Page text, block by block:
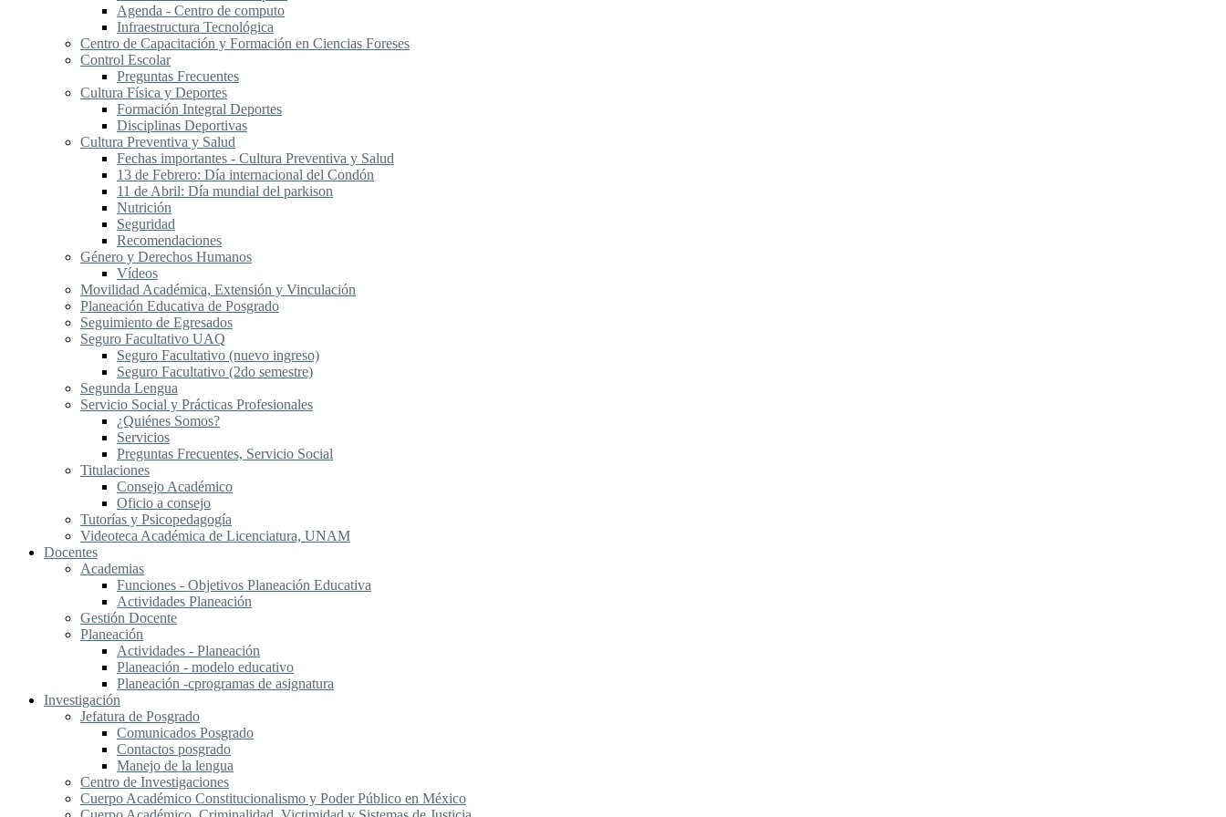
Agenda - Centro de computo
Infraestructura Tecnológica
Centro de Capacitación y Formación en Ciencias Foreses
Control Escolar
Preguntas Frecuentes
Cultura Física y Deportes
Formación Integral Deportes
Disciplinas Deportivas
Cultura Preventiva y Salud
Fechas importantes - Cultura Preventiva y Salud
13 de Febrero: Día internacional del Condón
11 de Abril: Día mundial del parkison
Nutrición
Seguridad
Recomendaciones
Género y Derechos Humanos
Vídeos
Movilidad Académica, Extensión y Vinculación
Planeación Educativa de Posgrado
Seguimiento de Egresados
Seguro Facultativo UAQ
Seguro Facultativo (nuevo ingreso)
Seguro Facultativo (2do semestre)
Segunda Lengua
S​ervicio Social y Prácticas Profesionales
¿Quiénes Somos?
Servicios
Preguntas Frecuentes, Servicio Social
Titulaciones
Consejo Académico
Oficio a consejo
Tutorías y Psicopedagogía
Videoteca Académica de Licenciatura, UNAM
Docentes
Academias
Funciones - Objetivos Planeación Educativa
Actividades Planeación
Gestión Docente
Planeación
Actividades - Planeación
Planeación - modelo educativo
Planeación -cprogramas de asignatura
Investigación
Jefatura de Posgrado
Comunicados Posgrado
Contactos posgrado
Manejo de la lengua
Centro de Investigaciones
Cuerpo Académico Constitucionalismo y Poder Público en México